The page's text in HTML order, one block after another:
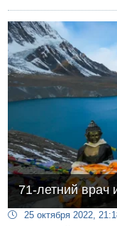
71-летний врач
25 октября 2022,